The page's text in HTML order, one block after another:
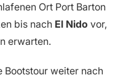
Ort Port Barton
bis nach El Nido vor,
erwarten.
Bootstour weiter nach